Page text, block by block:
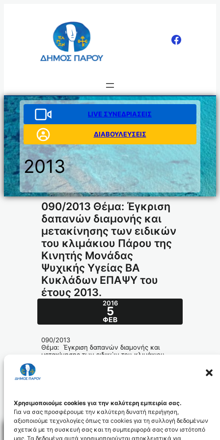
Χρησιμοποιούμε cookies για την καλύτερη εμπειρία σας.
Για να σας προσφέρουμε την καλύτερη δυνατή περιήγηση,
αξιοποιούμε τεχνολογίες όπως τα cookies για τη συλλογή δεδομένων
σχετικά με τη συσκευή σας και τη συμπεριφορά σας στον ιστότοπό
μας. Τα δεδομένα αυτά χρησιμοποιούνται αποκλειστικά για
LIVE ΣΥΝΕΔΡΙΑΣΕΙΣ
ΔΙΑΒΟΥΛΕΥΣΕΙΣ
2013
090/2013 Θέμα: Έγκριση
δαπανών διαμονής και
μετακίνησης των ειδικών
του κλιμάκιου Πάρου της
Κινητής Μονάδας
Ψυχικής Υγείας ΒΑ
Κυκλάδων ΕΠΑΨΥ του
έτους 2013.
2016
5
ΦΕΒ
090/2013
Θέμα: Έγκριση δαπανών διαμονής και
μετακίνησης των ειδικών του κλιμάκιου
090_2013_ADA_id3704